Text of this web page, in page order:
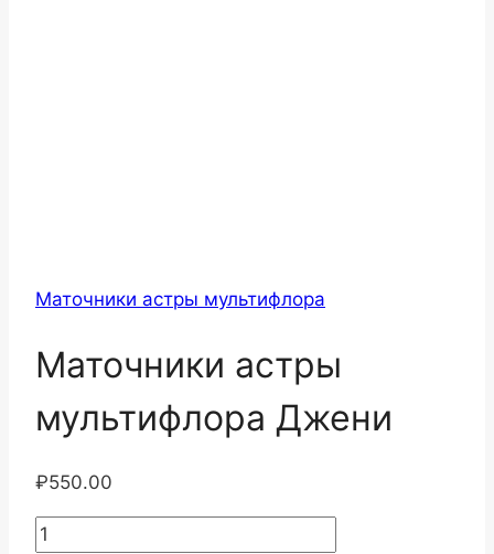
Маточники астры мультифлора
Маточники астры
мультифлора Джени
₽550.00
Количество